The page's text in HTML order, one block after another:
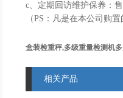
c、定期回访维护保养：
（PS：凡是在本公司购
盒装检重秤,多级重量检测机
相关产品